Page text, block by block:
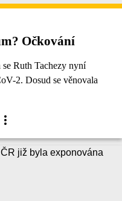
Očkování
se Ruth Tachezy nyní
2. Dosud se věnovala